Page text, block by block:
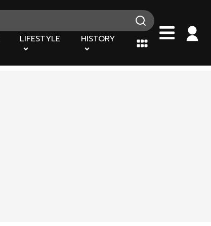
LIFESTYLE HISTORY